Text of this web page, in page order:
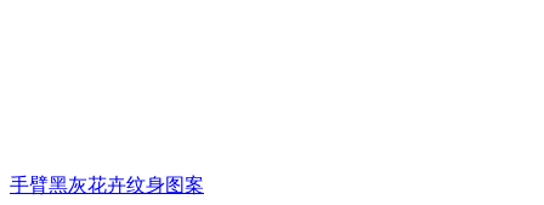
手臂黑灰花卉纹身图案